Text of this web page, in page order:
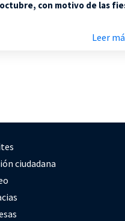
con motivo de las
Leer
ciudadana